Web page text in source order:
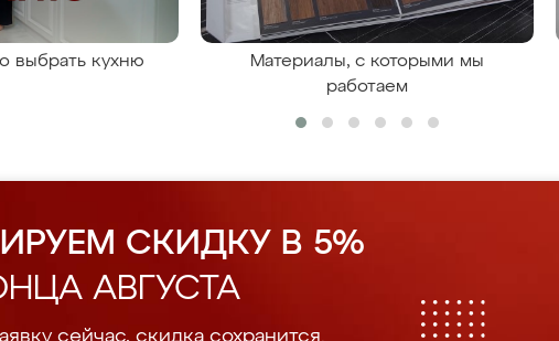
выбрать кухню
Материалы, с которыми мы
работаем
СКИДКУ В 5%
АВГУСТА
сейчас, скидка сохранится.